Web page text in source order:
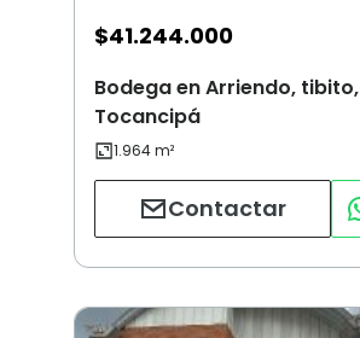
$41.244.000
Bodega en Arriendo, tibito,
Tocancipá
Contactar